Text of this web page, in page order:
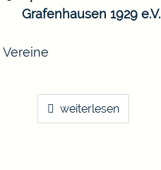
Grafenhausen 1929 e.V.
Vereine
weiterlesen